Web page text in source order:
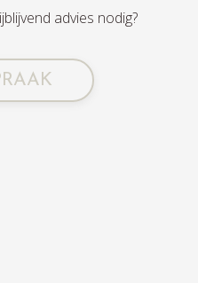
advies nodig?